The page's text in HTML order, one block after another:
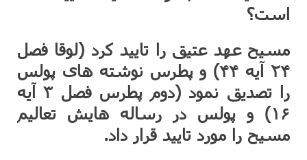
است؟
مسیح عهد عتیق را تایید کرد (لوقا فصل
۲۴ آیه ۴۴) و پطرس نوشته های پولس
را تصدیق نمود (دوم پطرس فصل ۳ آیه
۱۶) و پولس در رساله هایش تعالیم
مسیح را مورد تایید قرار داد.